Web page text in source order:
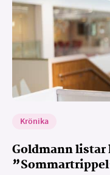
Krönika
Goldmann